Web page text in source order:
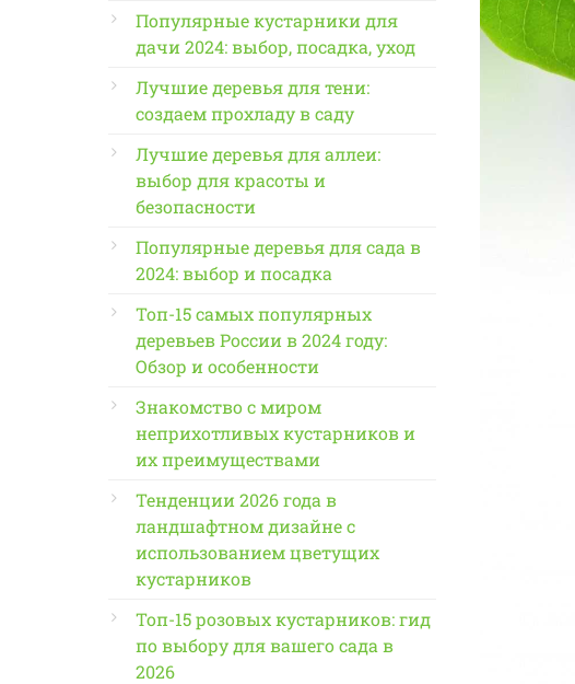
Популярные кустарники для
дачи 2024: выбор, посадка, уход
Лучшие деревья для тени:
создаем прохладу в саду
Лучшие деревья для аллеи:
выбор для красоты и
безопасности
Популярные деревья для сада в
2024: выбор и посадка
Топ-15 самых популярных
деревьев России в 2024 году:
Обзор и особенности
Знакомство с миром
неприхотливых кустарников и
их преимуществами
Тенденции 2026 года в
ландшафтном дизайне с
использованием цветущих
кустарников
Топ-15 розовых кустарников: гид
по выбору для вашего сада в
2026